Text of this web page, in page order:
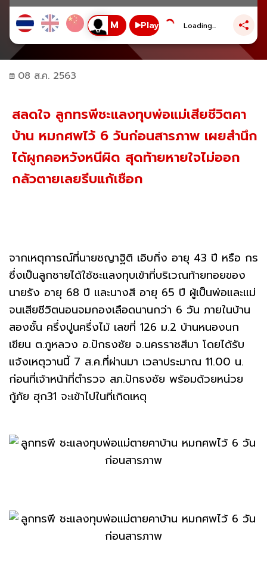
Play Loading...
08 ส.ค. 2563
สลดใจ ลูกทรพีชะแลงทุบพ่อแม่เสียชีวิตคา
บ้าน หมกศพไว้ 6 วันก่อนสารภาพ เผยสำนึก
ได้ผูกคอหวังหนีผิด สุดท้ายหายใจไม่ออก
กลัวตายเลยรีบแก้เชือก
จากเหตุการณ์ที่นายชญาฐิติ เอิบกิ่ง อายุ 43 ปี หรือ กร
ซึ่งเป็นลูกชายได้ใช้ชะแลงทุบเข้าที่บริเวณท้ายทอยของ
นายรัง อายุ 68 ปี และนางสี อายุ 65 ปี ผู้เป็นพ่อและแม่
จนเสียชีวิตนอนจมกองเลือดนานกว่า 6 วัน ภายในบ้าน
สองชั้น ครึ่งปูนครึ่งไม้ เลขที่ 126 ม.2 บ้านหนองนก
เขียน ต.ภูหลวง อ.ปักธงชัย จ.นครราชสีมา โดยได้รับ
แจ้งเหตุวานนี้ 7 ส.ค.ที่ผ่านมา เวลาประมาณ 11.00 น.
ก่อนที่เจ้าหน้าที่ตำรวจ สภ.ปักธงชัย พร้อมด้วยหน่วย
กู้ภัย ฮุก31 จะเข้าไปในที่เกิดเหตุ